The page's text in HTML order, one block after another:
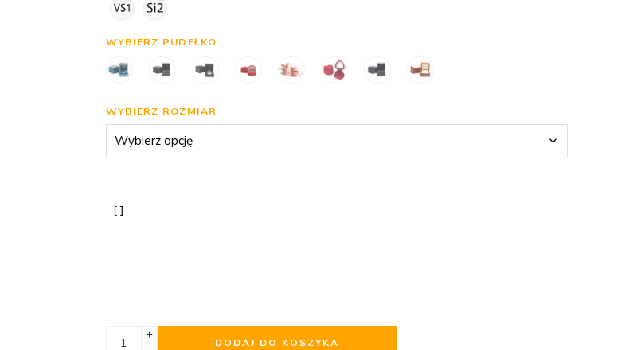
WYBIERZ PUDEŁKO
WYBIERZ ROZMIAR
DODAJ DO KOSZYKA